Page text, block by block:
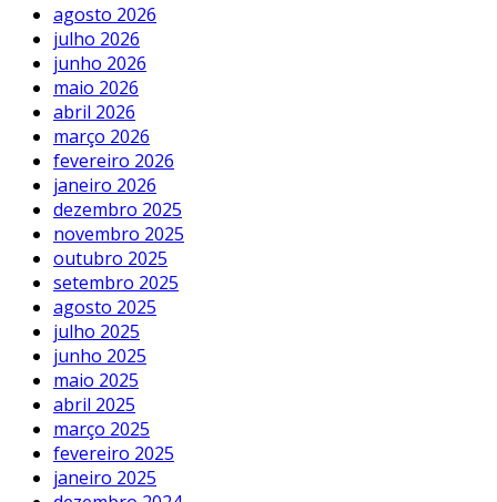
agosto 2026
julho 2026
junho 2026
maio 2026
abril 2026
março 2026
fevereiro 2026
janeiro 2026
dezembro 2025
novembro 2025
outubro 2025
setembro 2025
agosto 2025
julho 2025
junho 2025
maio 2025
abril 2025
março 2025
fevereiro 2025
janeiro 2025